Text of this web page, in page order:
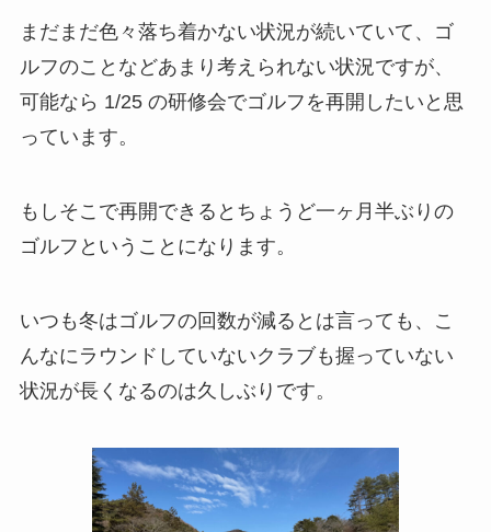
まだまだ色々落ち着かない状況が続いていて、ゴ
ルフのことなどあまり考えられない状況ですが、
可能なら 1/25 の研修会でゴルフを再開したいと思
っています。
もしそこで再開できるとちょうど一ヶ月半ぶりの
ゴルフということになります。
いつも冬はゴルフの回数が減るとは言っても、こ
んなにラウンドしていないクラブも握っていない
状況が長くなるのは久しぶりです。